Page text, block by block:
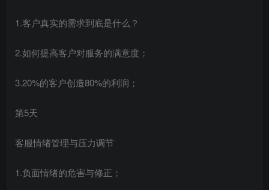
1.客户真实的需求到底是什么？
2.如何提高客户对服务的满意度；
3.20%的客户创造80%的利润；
第5天
客服情绪管理与压力调节
1.负面情绪的危害与修正；